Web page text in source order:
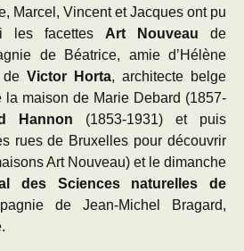
Marcel, Vincent et Jacques ont pu
les facettes Art Nouveau de
de Béatrice, amie d’Hélène
Victor Horta, architecte belge
la maison de Marie Debard (1857-
Hannon (1853-1931) et puis
rues de Bruxelles pour découvrir
Art Nouveau) et le dimanche
des Sciences naturelles de
de Jean-Michel Bragard,